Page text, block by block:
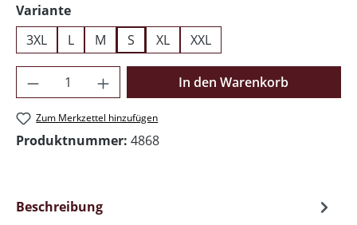
Varianteauswählen
3XL
L M S XL XXL
Produkt Anzahl: Gib den gewünschten
In den Warenkorb
Zum Merkzettel hinzufügen
Produktnummer: 4868
Beschreibung